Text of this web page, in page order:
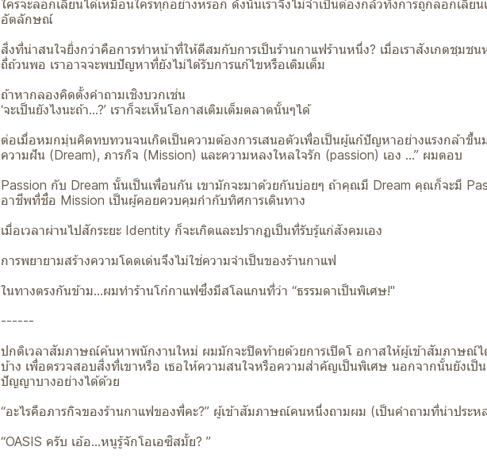
ใครจะลอกเลียนได้เหมือนใครทุกอย่างหรอก ดังนั้นเราจึงไม่จำเป็นต้องกลัวทั้งการถูกลอกเลีย
อัตลักษณ์
สิ่งที่น่าสนใจยิ่งกว่าคือการทำหน้าที่ให้ดีสมกับการเป็นร้านกาแฟร้านหนึ่ง? เมื่อเราสังเกตชุมช
ถี่ถ้วนพอ เราอาจจะพบปัญหาที่ยังไม่ได้รับการแก้ไขหรือเติมเต็ม
ถ้าหากลองคิดตั้งคำถามเชิงบวกเช่น
‘จะเป็นยังไงนะถ้า…?’ เราก็จะเห็นโอกาสเติมเต็มตลาดนั้นๆได้
ต่อเมื่อหมกมุ่นคิดทบทวนจนเกิดเป็นความต้องการเสนอตัวเพื่อเป็นผู้แก้ปัญหาอย่างแรงกล้าขึ้น
ความฝัน (Dream), ภารกิจ (Mission) และความหลงใหลใจรัก (passion) เอง …” ผมตอบ
Passion กับ Dream นั้นเป็นเพื่อนกัน เขามักจะมาด้วยกันบ่อยๆ ถ้าคุณมี Dream คุณก็จะมี
อาชีพที่ชื่อ Mission เป็นผู้คอยควบคุมกำกับทิศการเดินทาง
เมื่อเวลาผ่านไปสักระยะ Identity ก็จะเกิดและปรากฏเป็นที่รับรู้แก่สังคมเอง
การพยายามสร้างความโดดเด่นจึงไม่ใช่ความจำเป็นของร้านกาแฟ
ในทางตรงกันข้าม…ผมทำร้านโก๋กาแฟซึ่งมีสโลแกนที่ว่า “ธรรมดาเป็นพิเศษ!"
------
ปกติเวลาสัมภาษณ์ค้นหาพนักงานใหม่ ผมมักจะปิดท้ายด้วยการเปิดโ อกาสให้ผู้เข้าสัมภาษณ์
บ้าง เพื่อตรวจสอบสิ่งที่เขาหรือ เธอให้ความสนใจหรือความสำคัญเป็นพิเศษ นอกจากนั้นยังเป็น
ปัญญาบางอย่างได้ด้วย
“อะไรคือภารกิจของร้านกาแฟของพี่คะ?” ผู้เข้าสัมภาษณ์คนหนึ่งถามผม (เป็นคำถามที่น่าประห
“OASIS ครับ เอ้อ…หนูรู้จักโอเอซิสมั้ย? ”